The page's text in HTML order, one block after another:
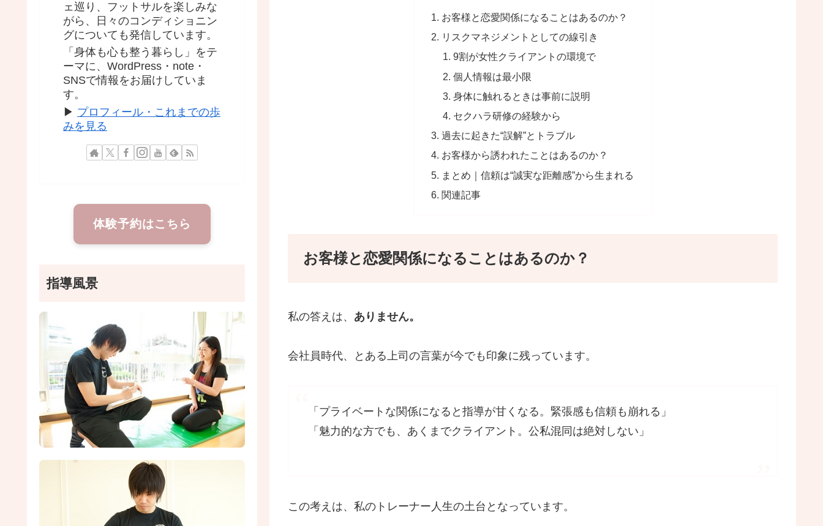
お客様と恋愛関係になることはあるのか？
リスクマネジメントとしての線引き
9割が女性クライアントの環境で
個人情報は最小限
身体に触れるときは事前に説明
セクハラ研修の経験から
過去に起きた“誤解”とトラブル
お客様から誘われたことはあるのか？
まとめ｜信頼は“誠実な距離感”から生まれる
関連記事
お客様と恋愛関係になることはあるのか？
私の答えは、 ありません。
会社員時代、とある上司の言葉が今でも印象に残っています。
「プライベートな関係になると指導が甘くなる。緊張感も信頼も崩れる」
「魅力的な方でも、あくまでクライアント。公私混同は絶対しない」
この考えは、私のトレーナー人生の土台となっています。
ェ巡り、フットサルを楽しみな
がら、日々のコンディショニン
グについても発信しています。
「身体も心も整う暮らし」をテ
ーマに、WordPress・note・
SNSで情報をお届けしていま
す。
▶ プロフィール・これまでの歩
みを見る
体験予約はこちら
指導風景